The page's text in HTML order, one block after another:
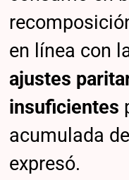
en línea con
ajustes
insuficientes
acumulada
expresó.